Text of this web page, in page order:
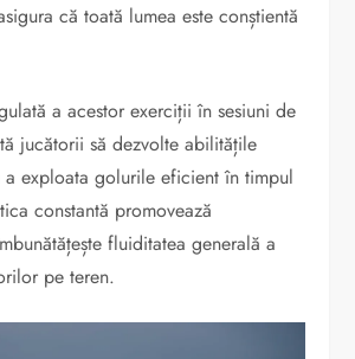
că toată lumea este conștientă
a acestor exerciții în sesiuni de
jucătorii să dezvolte abilitățile
a exploata golurile eficient în timpul
constantă promovează
fluiditatea generală a
pe teren.